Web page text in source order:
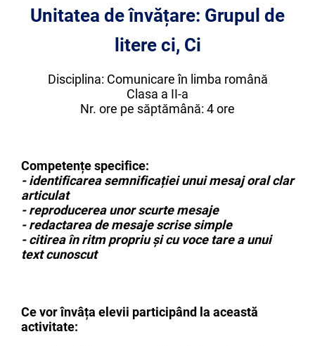
Unitatea de învățare: Grupul de
litere ci, Ci
Disciplina: Comunicare în limba română
Clasa a II-a
Nr. ore pe săptămână: 4 ore
Competențe specifice:
- identificarea semnificației unui mesaj oral clar
articulat
- reproducerea unor scurte mesaje
- redactarea de mesaje scrise simple
- citirea în ritm propriu și cu voce tare a unui
text cunoscut
Ce vor învâța elevii participând la această
activitate: